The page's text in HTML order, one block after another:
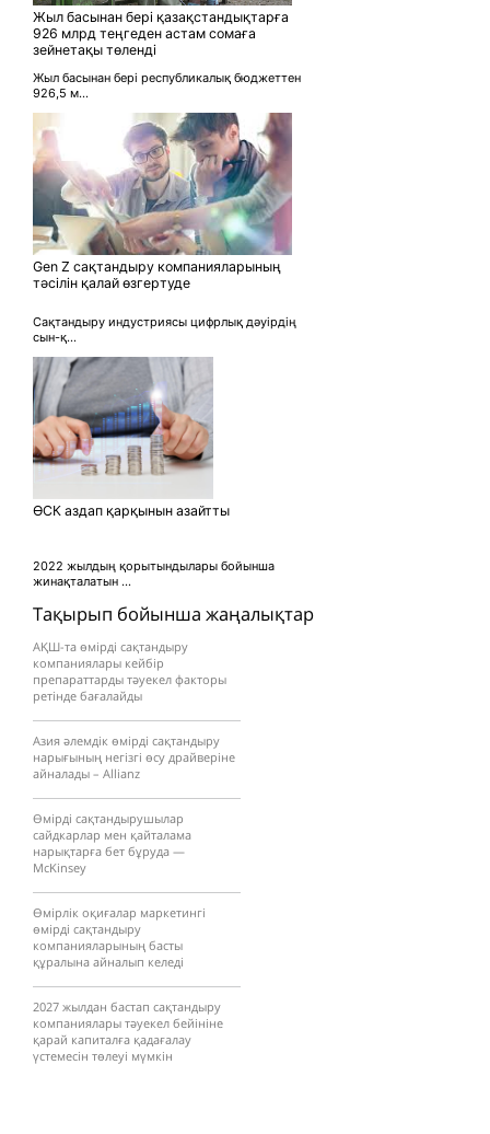
Тақырып бойынша жаңалықтар
АҚШ-та өмірді сақтандыру
компаниялары кейбір
препараттарды тәуекел факторы
ретінде бағалайды
Азия әлемдік өмірді сақтандыру
нарығының негізгі өсу драйверіне
айналады – Allianz
Өмірді сақтандырушылар
сайдкарлар мен қайталама
нарықтарға бет бұруда —
McKinsey
Өмірлік оқиғалар маркетингі
өмірді сақтандыру
компанияларының басты
құралына айналып келеді
2027 жылдан бастап сақтандыру
компаниялары тәуекел бейініне
қарай капиталға қадағалау
үстемесін төлеуі мүмкін
Жыл басынан бері қазақстандықтарға
926 млрд теңгеден астам сомаға
зейнетақы төленді
Жыл басынан бері республикалық бюджеттен
926,5 м...
Gen Z сақтандыру компанияларының
тәсілін қалай өзгертуде
Сақтандыру индустриясы цифрлық дәуірдің
сын-қ...
ӨСК аздап қарқынын азайтты
2022 жылдың қорытындылары бойынша
жинақталатын ...